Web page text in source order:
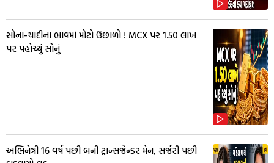
સોના-ચાંદીના ભાવમાં મોટો ઉછાળો ! MCX પર ₹1.50 લાખ
પર પહોચ્યું સોનું
અભિનેત્રી 16 વર્ષ પછી બની ટ્રાન્સજેન્ડર મેન, સર્જરી પછી